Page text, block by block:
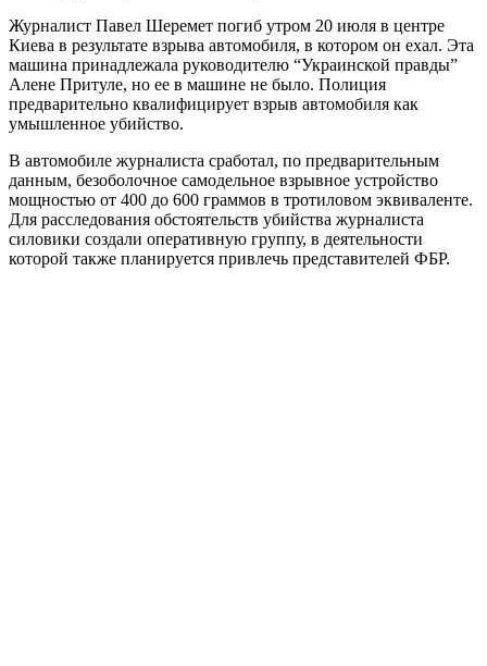
Журналист Павел Шеремет погиб утром 20 июля в центре
Киева в результате взрыва автомобиля, в котором он ехал. Эта
машина принадлежала руководителю “Украинской правды”
Алене Притуле, но ее в машине не было. Полиция
предварительно квалифицирует взрыв автомобиля как
умышленное убийство.
В автомобиле журналиста сработал, по предварительным
данным, безоболочное самодельное взрывное устройство
мощностью от 400 до 600 граммов в тротиловом эквиваленте.
Для расследования обстоятельств убийства журналиста
силовики создали оперативную группу, в деятельности
которой также планируется привлечь представителей ФБР.